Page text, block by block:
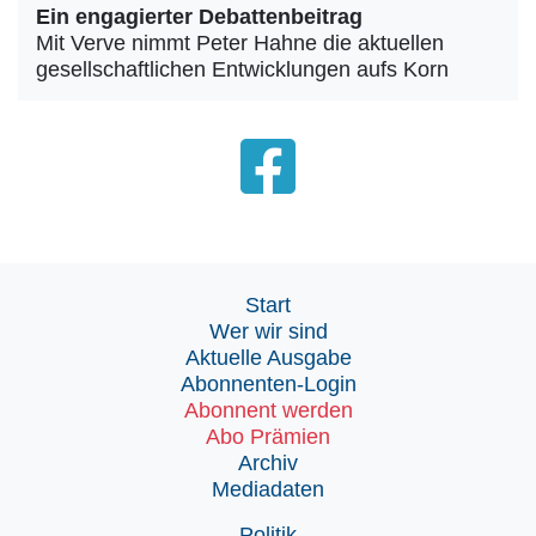
Ein engagierter Debattenbeitrag
Mit Verve nimmt Peter Hahne die aktuellen
gesellschaftlichen Entwicklungen aufs Korn
Start
Wer wir sind
Aktuelle Ausgabe
Abonnenten-Login
Abonnent werden
Abo Prämien
Archiv
Mediadaten